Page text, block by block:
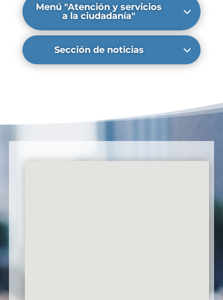
Menú "Atención y servicios
a la ciudadanía"
Sección de noticias